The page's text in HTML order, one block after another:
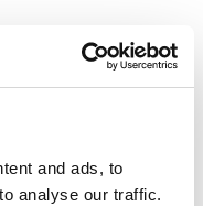
and ads, to
analyse our traffic.